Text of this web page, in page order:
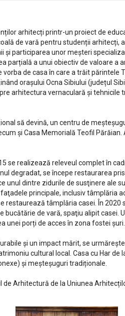
arhitecți printr-un proiect de
de vară pentru studenții arhitecți,
participarea unor meşteri
a unui obiectiv de valoare a
de casa în care a trăit părintele
orașului Ocna Sibiului (județul
arhitectura vernaculară și tehnicile
să devină, un centru de
şi Casa Memorială Teofil
se realizează releveul complet în
degradat, se începe restaurarea
dintre zidurile de susţinere ale
principale, inclusiv tâmplăria
restaurează tâmplăria casei. În 2020
de vară, spaţiu alipit casei.
unei porți de acces în zona fostei șuri.
și un impact mărit, se
cultural local. Casa cu Har
și meșteșuguri tradiționale.
Arhitectură de la Uniunea